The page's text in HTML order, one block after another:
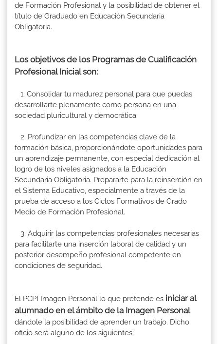
de Formación Profesional y la posibilidad de obtener el
título de Graduado en Educación Secundaria
Obligatoria.
Los objetivos de los Programas de Cualificación
Profesional Inicial son:
1. Consolidar tu madurez personal para que puedas
desarrollarte plenamente como persona en una
sociedad pluricultural y democrática.
2. Profundizar en las competencias clave de la
formación básica, proporcionándote oportunidades para
un aprendizaje permanente, con especial dedicación al
logro de los niveles asignados a la Educación
Secundaria Obligatoria. Prepararte para la reinserción en
el Sistema Educativo, especialmente a través de la
prueba de acceso a los Ciclos Formativos de Grado
Medio de Formación Profesional.
3. Adquirir las competencias profesionales necesarias
para facilitarte una inserción laboral de calidad y un
posterior desempeño profesional competente en
condiciones de seguridad.
El PCPI Imagen Personal lo que pretende es iniciar al
alumnado en el ámbito de la Imagen Personal
dándole la posibilidad de aprender un trabajo. Dicho
oficio será alguno de los siguientes: